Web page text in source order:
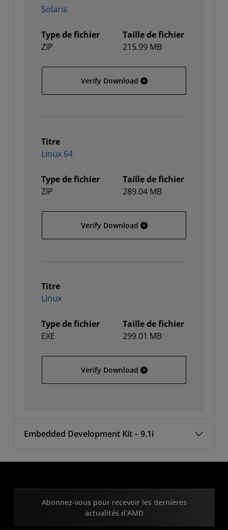
Solaris
Type de fichier
ZIP
Taille de fichier
215.99 MB
Verify Download Solaris
Titre
Linux 64
Type de fichier
ZIP
Taille de fichier
289.04 MB
Verify Download Linux 64
Titre
Linux
Type de fichier
EXE
Taille de fichier
299.01 MB
Verify Download Linux
Embedded Development Kit – 9.1i
Abonnez-vous pour recevoir les dernières
actualités d'AMD